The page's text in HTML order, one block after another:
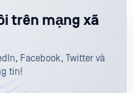
trên mạng xã
Facebook, Twitter và
tin!